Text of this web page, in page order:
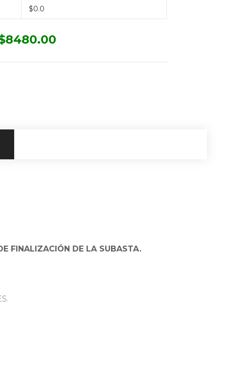
$0.0
8480.00
FINALIZACIÓN DE LA SUBASTA.